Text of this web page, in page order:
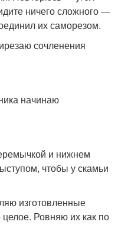
ничего сложного —
их саморезом.
сочленения
начинаю
и нижнем
чтобы у скамьи
изготовленные
Ровняю их как по